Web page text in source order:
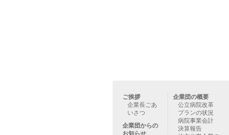
ご挨拶
企業長ごあ
いさつ
企業団からの
お知らせ
企業団の概要
公立病院改革
プランの状況
病院事業会計
決算報告